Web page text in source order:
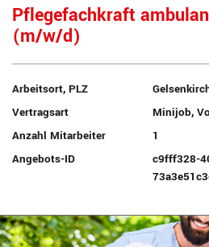
Pflegefachkraft
(m/w/d)
Arbeitsort, PLZ
Vertragsart
Minijob,
Anzahl Mitarbeiter
1
Angebots-ID
c9fff328-